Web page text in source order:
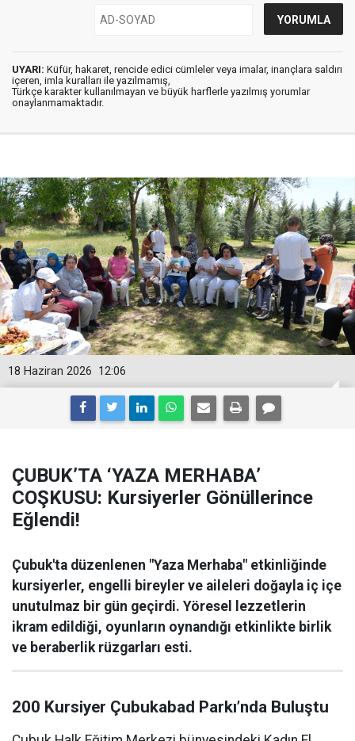
UYARI: Küfür, hakaret, rencide edici cümleler veya imalar, inançlara saldırı
içeren, imla kuralları ile yazılmamış,
Türkçe karakter kullanılmayan ve büyük harflerle yazılmış yorumlar
onaylanmamaktadır.
12:06
18 Haziran 2026
ÇUBUK’TA ‘YAZA MERHABA’
COŞKUSU: Kursiyerler Gönüllerince
Eğlendi!
Çubuk'ta düzenlenen "Yaza Merhaba" etkinliğinde
kursiyerler, engelli bireyler ve aileleri doğayla iç içe
unutulmaz bir gün geçirdi. Yöresel lezzetlerin
ikram edildiği, oyunların oynandığı etkinlikte birlik
ve beraberlik rüzgarları esti.
200 Kursiyer Çubukabad Parkı’nda Buluştu